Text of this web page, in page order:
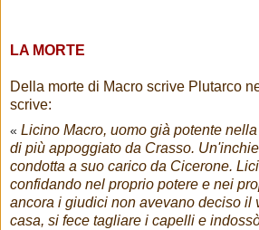
LA MORTE
Della morte di Macro scrive Plutarco
scrive:
« Licino Macro, uomo già potente
di più appoggiato da Crasso.
condotta a suo carico da Cicerone.
confidando nel proprio potere e nei
ancora i giudici non avevano deciso il
casa, si fece tagliare i capelli e